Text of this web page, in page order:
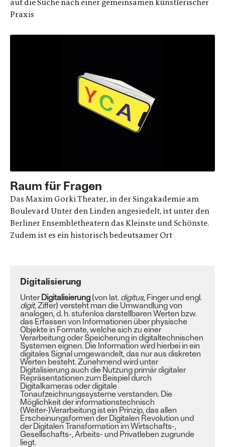
Praxis
Raum für Fragen
Das Maxim Gorki Theater, in der Singakademie am
Boulevard Unter den Linden angesiedelt, ist unter den
Berliner Ensembletheatern das Kleinste und Schönste.
Zudem ist es ein historisch bedeutsamer Ort
Digitalisierung
UnterDigitalisierung (von lat. digitus, Finger und engl.
digit, Ziffer) versteht man die Umwandlung von
analogen, d. h. stufenlos darstellbaren Werten bzw.
das Erfassen von Informationen über physische
Objekte in Formate, welche sich zu einer
Verarbeitung oder Speicherung in digitaltechnischen
Systemen eignen. Die Information wird hierbei in ein
digitales Signal umgewandelt, das nur aus diskreten
Werten besteht. Zunehmend wird unter
Digitalisierung auch die Nutzung primär digitaler
Repräsentationen zum Beispiel durch
Digitalkameras oder digitale
Tonaufzeichnungssysteme verstanden. Die
Möglichkeit der informationstechnisch
(Weiter-)Verarbeitung ist ein Prinzip, das allen
Erscheinungsformen der Digitalen Revolution und
der Digitalen Transformation im Wirtschafts-,
Gesellschafts-, Arbeits- und Privatleben zugrunde
liegt.